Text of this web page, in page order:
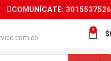
COMUNÍCATE: 3015537526
0 $